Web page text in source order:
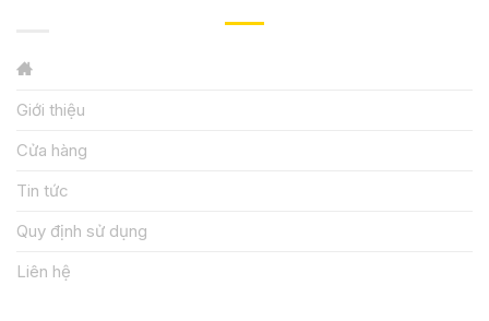
Giới thiệu
Cửa hàng
Tin tức
Quy định sử dụng
Liên hệ